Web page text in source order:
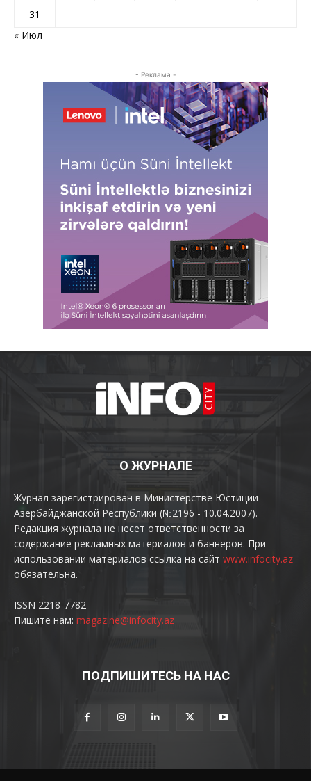
31
« Июл
- Реклама -
О ЖУРНАЛЕ
Журнал зарегистрирован в Министерстве Юстиции
Азербайджанской Республики (№2196 - 10.04.2007).
Редакция журнала не несет ответственности за
содержание рекламных материалов и баннеров. При
использовании материалов ссылка на сайт www.infocity.az
обязательна.
ISSN 2218-7782
Пишите нам: magazine@infocity.az
ПОДПИШИТЕСЬ НА НАС